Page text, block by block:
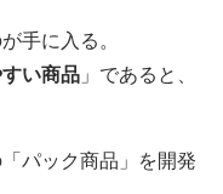
手に入る。
い商品 」であると、
パック商品」を開発